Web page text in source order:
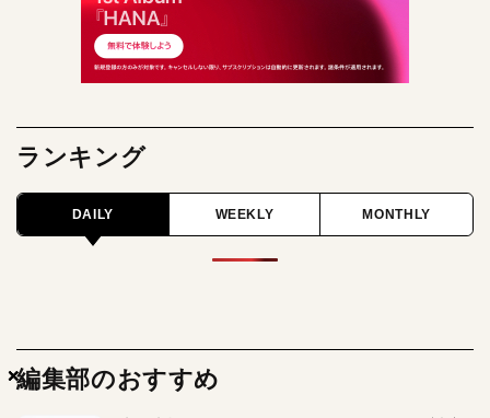
×
×
×
ランキング
DAILY WEEKLY MONTHLY
編集部のおすすめ